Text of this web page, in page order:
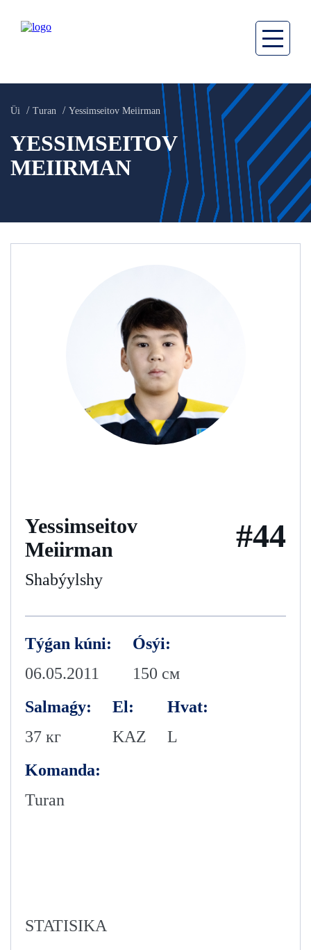
Üi Turan Yessimseitov Meiirman
YESSIMSEITOV
MEIIRMAN
Yessimseitov
Meiirman
Shabýylshy
#44
Týǵan kúni:
06.05.2011
Ósýi:
150 см
Salmaǵy:
37 кг
El:
KAZ
Hvat:
L
Komanda:
Turan
STATISIKA